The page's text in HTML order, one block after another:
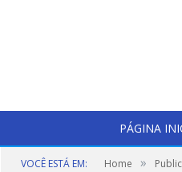
PÁGINA
VOCÊ ESTÁ EM: Home »